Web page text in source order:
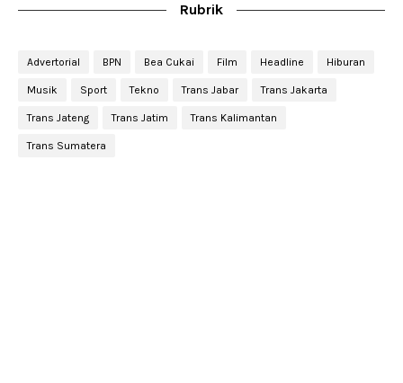
Rubrik
Advertorial BPN Bea Cukai Film Headline Hiburan
Musik Sport Tekno Trans Jabar Trans Jakarta
Trans Jateng Trans Jatim Trans Kalimantan
Trans Sumatera